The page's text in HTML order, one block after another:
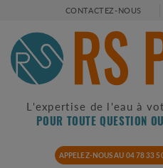
CONTACTEZ-NOUS
L'expertise de l'eau à
POUR TOUTE QUESTION
APPELEZ-NOUS AU 04 78 33